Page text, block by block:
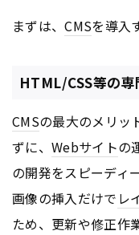
まずは、CMSを導入
HTML/CSS等の
CMSの最大のメリッ
ずに、 Webサイトの
の開発をスピーディ
画像の挿入だけで レ
ため、更新や修正作